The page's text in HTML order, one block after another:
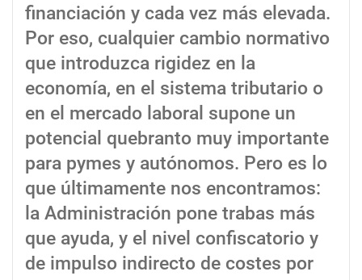
financiación y cada vez más elevada.
Por eso, cualquier cambio normativo
que introduzca rigidez en la
economía, en el sistema tributario o
en el mercado laboral supone un
potencial quebranto muy importante
para pymes y autónomos. Pero es lo
que últimamente nos encontramos:
la Administración pone trabas más
que ayuda, y el nivel confiscatorio y
de impulso indirecto de costes por